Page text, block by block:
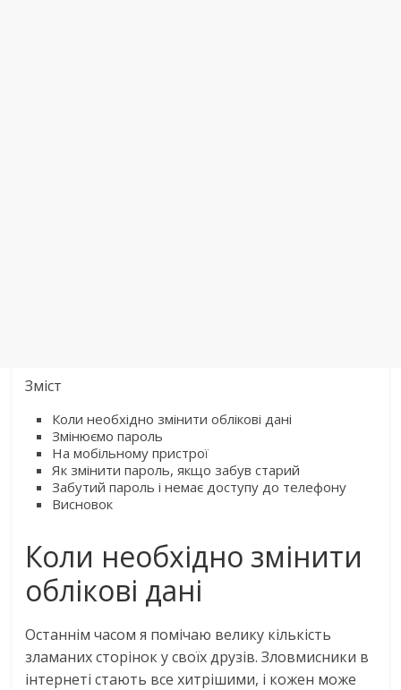
Зміст
Коли необхідно змінити облікові дані
Змінюємо пароль
На мобільному пристрої
Як змінити пароль, якщо забув старий
Забутий пароль і немає доступу до телефону
Висновок
Коли необхідно змінити
облікові дані
Останнім часом я помічаю велику кількість
зламаних сторінок у своїх друзів. Зловмисники в
інтернеті стають все хитрішими, і кожен може